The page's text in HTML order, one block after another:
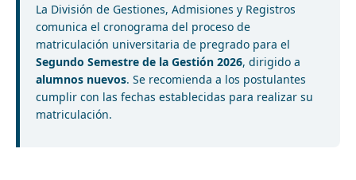
La División de Gestiones, Admisiones y Registros
comunica el cronograma del proceso de
matriculación universitaria de pregrado para el
Segundo Semestre de la Gestión 2026, dirigido a
alumnos nuevos. Se recomienda a los postulantes
cumplir con las fechas establecidas para realizar su
matriculación.